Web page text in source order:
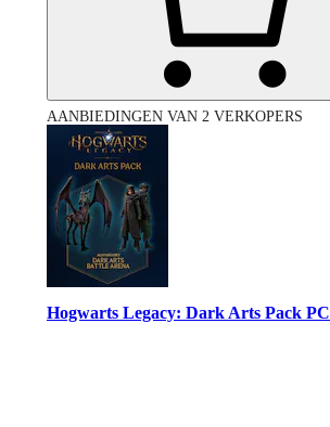
AANBIEDINGEN VAN 2 VERKOPERS
Hogwarts Legacy: Dark Arts Pack PC